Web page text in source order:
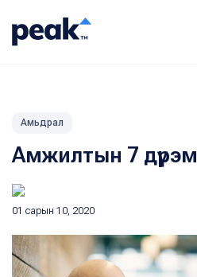
Амьдрал
Амжилтын 7 дүрэм
01 сарын 10, 2020